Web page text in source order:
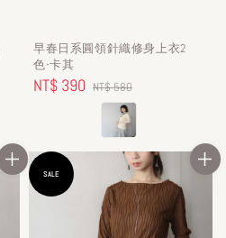
早春日系圓領針織修身上衣2
色-卡其
Sale
NT$ 390 Regular
price
NT$ 580
SALE